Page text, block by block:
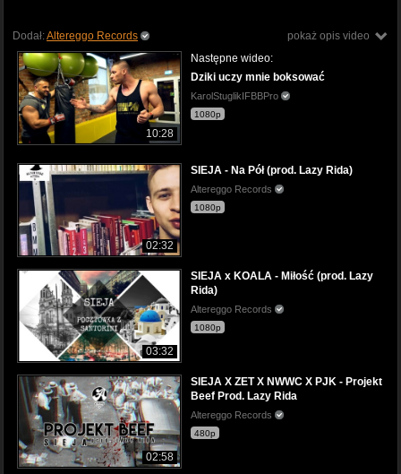
pokaż opis video
Dodał:Altereggo Records
10:28
Następne wideo:
Dziki uczy mnie boksować
KarolStuglikIFBBPro
1080p
02:32
SIEJA - Na Pół (prod. Lazy Rida)
Altereggo Records
1080p
03:32
SIEJA x KOALA - Miłość (prod. Lazy
Rida)
Altereggo Records
1080p
02:58
SIEJA X ZET X NWWC X PJK - Projekt
Beef Prod. Lazy Rida
Altereggo Records
480p